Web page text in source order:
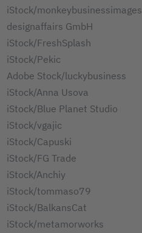
iStock/monkeybusinessimages
designaffairs GmbH
iStock/FreshSplash
iStock/Pekic
Adobe Stock/luckybusiness
iStock/Anna Usova
iStock/Blue Planet Studio
iStock/vgajic
iStock/Capuski
iStock/FG Trade
iStock/Anchiy
iStock/tommaso79
iStock/BalkansCat
iStock/metamorworks